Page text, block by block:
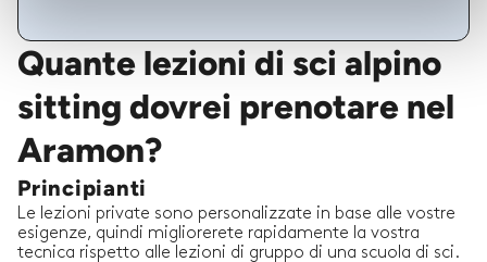
Quante lezioni di sci alpino
sitting dovrei prenotare nel
Aramon?
Principianti
Le lezioni private sono personalizzate in base alle vostre
esigenze, quindi migliorerete rapidamente la vostra
tecnica rispetto alle lezioni di gruppo di una scuola di sci.